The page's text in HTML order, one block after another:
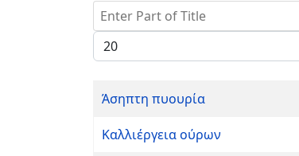
Enter Part of Title
Display #
Άσηπτη πυουρία
Καλλιέργεια ούρων